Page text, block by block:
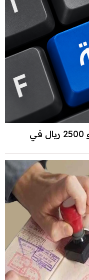
هل عرض عمل براتب 3500 ريال أو 2500 ريال في